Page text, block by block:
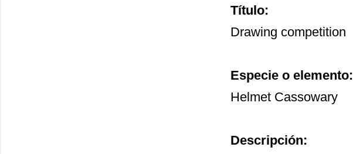
Título:
Drawing competition
Especie o elemento:
Helmet Cassowary
Descripción: